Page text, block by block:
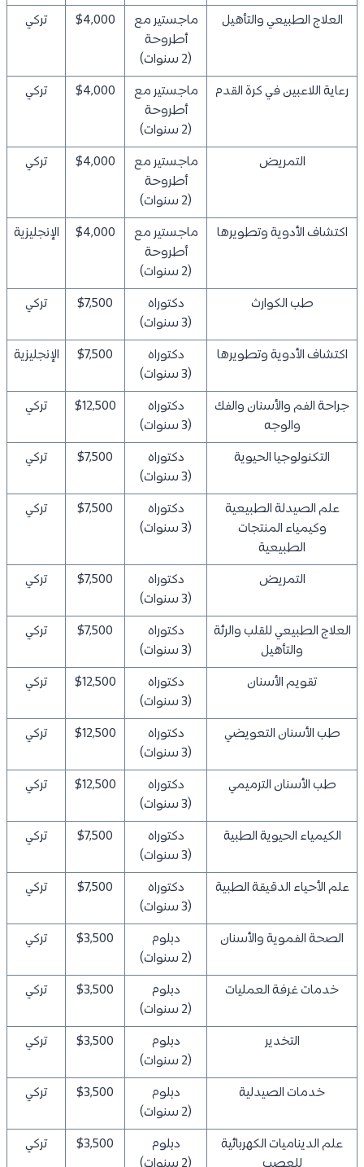
العلاج الطبيعي والتأهيل
ماجستير مع
أطروحة
(2 سنوات)
$4,000 تركي
رعاية اللاعبين في كرة القدم
ماجستير مع
أطروحة
(2 سنوات)
$4,000 تركي
التمريض
ماجستير مع
أطروحة
(2 سنوات)
$4,000 تركي
اكتشاف الأدوية وتطويرها
ماجستير مع
أطروحة
(2 سنوات)
$4,000 الإنجليزية
طب الكوارث
دكتوراه
(3 سنوات)
$7,500 تركي
اكتشاف الأدوية وتطويرها
دكتوراه
(3 سنوات)
$7,500 الإنجليزية
جراحة الفم والأسنان والفك
والوجه
دكتوراه
(3 سنوات)
$12,500 تركي
التكنولوجيا الحيوية
دكتوراه
(3 سنوات)
$7,500 تركي
علم الصيدلة الطبيعية
وكيمياء المنتجات
الطبيعية
دكتوراه
(3 سنوات)
$7,500 تركي
التمريض
دكتوراه
(3 سنوات)
$7,500 تركي
العلاج الطبيعي للقلب والرئة
والتأهيل
دكتوراه
(3 سنوات)
$7,500 تركي
تقويم الأسنان
دكتوراه
(3 سنوات)
$12,500 تركي
طب الأسنان التعويضي
دكتوراه
(3 سنوات)
$12,500 تركي
طب الأسنان الترميمي
دكتوراه
(3 سنوات)
$12,500 تركي
الكيمياء الحيوية الطبية
دكتوراه
(3 سنوات)
$7,500 تركي
علم الأحياء الدقيقة الطبية
دكتوراه
(3 سنوات)
$7,500 تركي
الصحة الفموية والأسنان
دبلوم
(2 سنوات)
$3,500 تركي
خدمات غرفة العمليات
دبلوم
(2 سنوات)
$3,500 تركي
التخدير
دبلوم
(2 سنوات)
$3,500 تركي
خدمات الصيدلية
دبلوم
(2 سنوات)
$3,500 تركي
علم الديناميات الكهربائية
دبلوم
$3,500 تركي